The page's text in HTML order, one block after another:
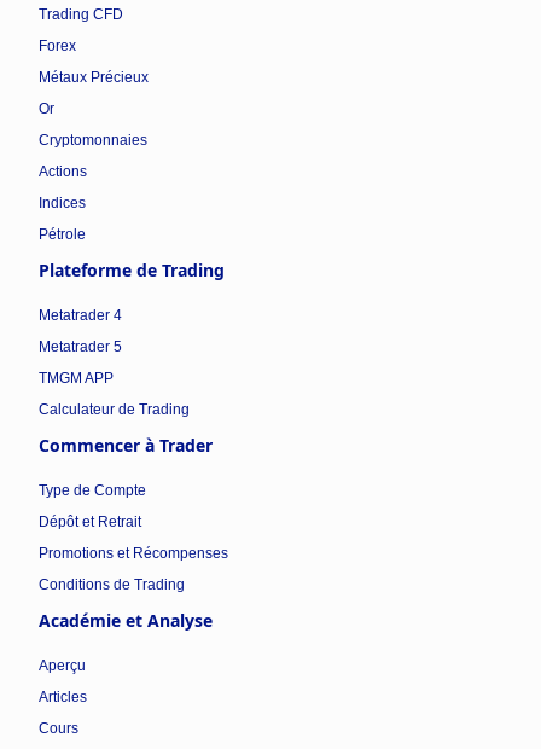
Trading CFD
Forex
Métaux Précieux
Or
Cryptomonnaies
Actions
Indices
Pétrole
Plateforme de Trading
Metatrader 4
Metatrader 5
TMGM APP
Calculateur de Trading
Commencer à Trader
Type de Compte
Dépôt et Retrait
Promotions et Récompenses
Conditions de Trading
Académie et Analyse
Aperçu
Articles
Cours